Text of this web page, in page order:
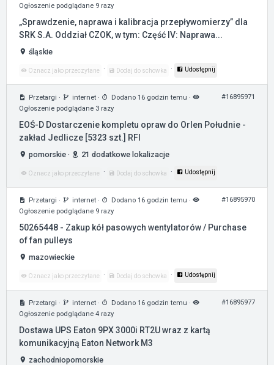
Ogłoszenie podglądane 9 razy
„Sprawdzenie, naprawa i kalibracja przepływomierzy” dla
SRK S.A. Oddział CZOK, w tym: Część IV: Naprawa...
śląskie
Oznacz jako przeczytane · Dodaj do schowka · Udostępnij
Przetargi · internet · Dodano 16 godzin temu ·
Ogłoszenie podglądane 3 razy
#16895971
EOŚ-D Dostarczenie kompletu opraw do Orlen Południe -
zakład Jedlicze [5323 szt.] RFI
pomorskie · 21 dodatkowe lokalizacje
Oznacz jako przeczytane · Dodaj do schowka · Udostępnij
Przetargi · internet · Dodano 16 godzin temu ·
Ogłoszenie podglądane 9 razy
#16895970
50265448 - Zakup kół pasowych wentylatorów / Purchase
of fan pulleys
mazowieckie
Oznacz jako przeczytane · Dodaj do schowka · Udostępnij
Przetargi · internet · Dodano 16 godzin temu ·
Ogłoszenie podglądane 4 razy
#16895977
Dostawa UPS Eaton 9PX 3000i RT2U wraz z kartą
komunikacyjną Eaton Network M3
zachodniopomorskie